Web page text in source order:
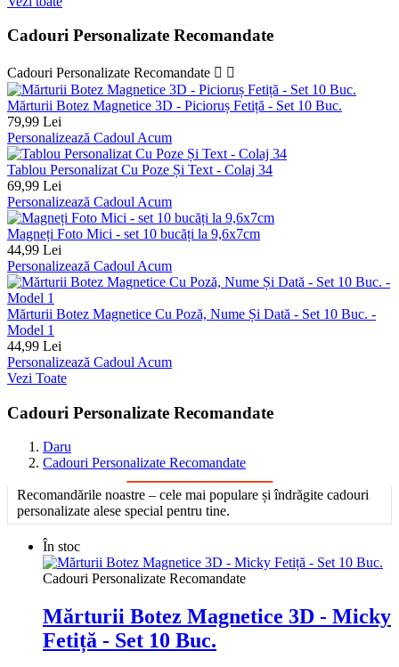
Cadouri Personalizate Recomandate
Cadouri Personalizate Recomandate  
Mărturii Botez Magnetice 3D - Picioruș Fetiță - Set 10 Buc.
79,99 Lei
Personalizează Cadoul Acum
Tablou Personalizat Cu Poze Și Text - Colaj 34
69,99 Lei
Personalizează Cadoul Acum
Magneți Foto Mici - set 10 bucăți la 9,6x7cm
44,99 Lei
Personalizează Cadoul Acum
Mărturii Botez Magnetice Cu Poză, Nume Și Dată - Set 10 Buc. -
Model 1
44,99 Lei
Personalizează Cadoul Acum
Vezi Toate
Cadouri Personalizate Recomandate
Daru
Cadouri Personalizate Recomandate
Recomandările noastre – cele mai populare și îndrăgite cadouri
personalizate alese special pentru tine.
În stoc
Cadouri Personalizate Recomandate
Mărturii Botez Magnetice 3D - Micky
Fetiță - Set 10 Buc.